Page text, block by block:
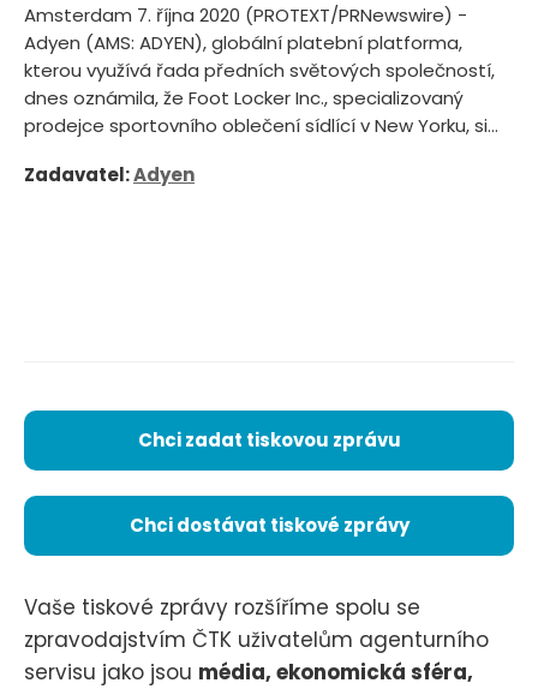
Amsterdam 7. října 2020 (PROTEXT/PRNewswire) -
Adyen (AMS: ADYEN), globální platební platforma,
kterou využívá řada předních světových společností,
dnes oznámila, že Foot Locker Inc., specializovaný
prodejce sportovního oblečení sídlící v New Yorku, si...
Zadavatel:Adyen
Chci zadat tiskovou zprávu
Chci dostávat tiskové zprávy
Vaše tiskové zprávy rozšíříme spolu se
zpravodajstvím ČTK uživatelům agenturního
servisu jako jsou média, ekonomická sféra,